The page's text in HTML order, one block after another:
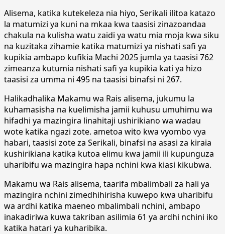
Alisema, katika kutekeleza nia hiyo, Serikali ilitoa katazo
la matumizi ya kuni na mkaa kwa taasisi zinazoandaa
chakula na kulisha watu zaidi ya watu mia moja kwa siku
na kuzitaka zihamie katika matumizi ya nishati safi ya
kupikia ambapo kufikia Machi 2025 jumla ya taasisi 762
zimeanza kutumia nishati safi ya kupikia kati ya hizo
taasisi za umma ni 495 na taasisi binafsi ni 267.
Halikadhalika Makamu wa Rais alisema, jukumu la
kuhamasisha na kuelimisha jamii kuhusu umuhimu wa
hifadhi ya mazingira linahitaji ushirikiano wa wadau
wote katika ngazi zote. ametoa wito kwa vyombo vya
habari, taasisi zote za Serikali, binafsi na asasi za kiraia
kushirikiana katika kutoa elimu kwa jamii ili kupunguza
uharibifu wa mazingira hapa nchini kwa kiasi kikubwa.
Makamu wa Rais alisema, taarifa mbalimbali za hali ya
mazingira nchini zimedhihirisha kuwepo kwa uharibifu
wa ardhi katika maeneo mbalimbali nchini, ambapo
inakadiriwa kuwa takriban asilimia 61 ya ardhi nchini iko
katika hatari ya kuharibika.